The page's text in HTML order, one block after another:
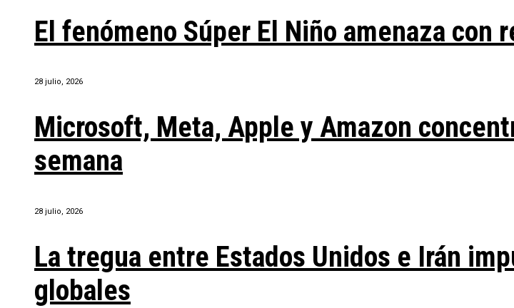
El fenómeno Súper El Niño amenaza
28 julio, 2026
Microsoft, Meta, Apple y Amazon
semana
28 julio, 2026
La tregua entre Estados Unidos e Irán
globales